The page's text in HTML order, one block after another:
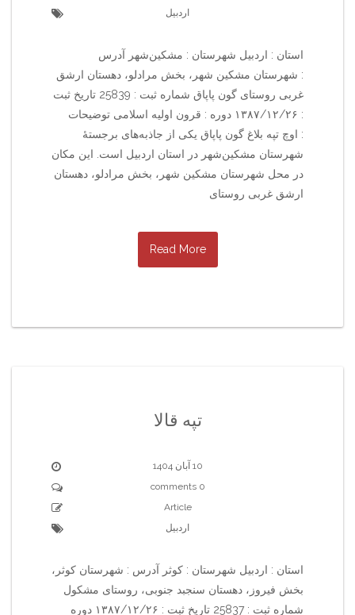
اردبیل
استان : اردبیل شهرستان : مشکین‌شهر آدرس
: شهرستان مشکین شهر، بخش مرادلو، دهستان ارشق
غربی روستای گون پاپاق شماره ثبت : 25839 تاریخ ثبت
: ۱۳۸۷/۱۲/۲۶ دوره : قرون اولیه اسلامی توضیحات
: اوچ تپه بلاغ گون پاپاق یکی از جاذبه‌های برجستهٔ
شهرستان مشکین‌شهر در استان اردبیل است. این مکان
در محل شهرستان مشکین شهر، بخش مرادلو، دهستان
ارشق غربی روستای
Read More
تپه قالا
10 آبان 1404
0 comments
Article
اردبیل
استان : اردبیل شهرستان : کوثر آدرس : شهرستان کوثر،
بخش فیروز، دهستان سنجبد جنوبی، روستای مشکول
شماره ثبت : 25837 تاریخ ثبت : ۱۳۸۷/۱۲/۲۶ دوره